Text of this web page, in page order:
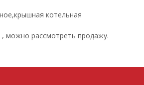
котельная
, можно рассмотреть продажу.